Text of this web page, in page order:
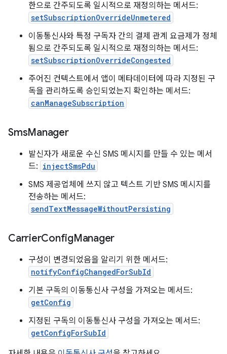
한으로 간주되도록 일시적으로 재정의하는 메서드:
setSubscriptionOverrideUnmetered
이동통신사와 특정 구독자 간의 결제 관계 요금제가 정체
됨으로 간주되도록 일시적으로 재정의하는 메서드:
setSubscriptionOverrideCongested
주어진 컨텍스트에서 앱이 메타데이터에 따라 지정된 구
독을 관리하도록 승인되었는지 확인하는 메서드:
canManageSubscription
SmsManager
발신자가 새로운 수신 SMS 메시지를 만들 수 있는 메서
드: injectSmsPdu
SMS 제공업체에 쓰지 않고 텍스트 기반 SMS 메시지를
전송하는 메서드:
sendTextMessageWithoutPersisting
CarrierConfigManager
구성이 변경되었음을 알리기 위한 메서드:
notifyConfigChangedForSubId
기본 구독의 이동통신사 구성을 가져오는 메서드:
getConfig
지정된 구독의 이동통신사 구성을 가져오는 메서드:
getConfigForSubId